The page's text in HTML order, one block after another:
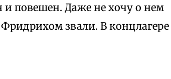
повешен. Даже не хочу о нем
звали. В концлагере